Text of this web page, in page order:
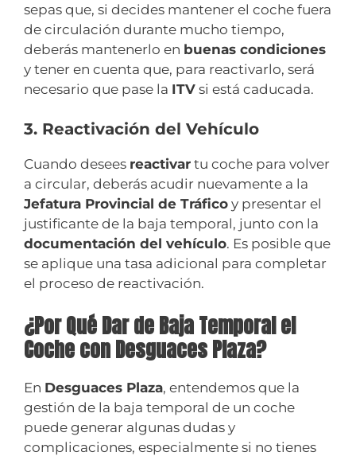
sepas que, si decides mantener el coche fuera
de circulación durante mucho tiempo,
deberás mantenerlo en buenas condiciones
y tener en cuenta que, para reactivarlo, será
necesario que pase la ITV si está caducada.
3. Reactivación del Vehículo
Cuando desees reactivar tu coche para volver
a circular, deberás acudir nuevamente a la
Jefatura Provincial de Tráfico y presentar el
justificante de la baja temporal, junto con la
documentación del vehículo. Es posible que
se aplique una tasa adicional para completar
el proceso de reactivación.
¿Por Qué Dar de Baja Temporal el
Coche con Desguaces Plaza?
En Desguaces Plaza, entendemos que la
gestión de la baja temporal de un coche
puede generar algunas dudas y
complicaciones, especialmente si no tienes